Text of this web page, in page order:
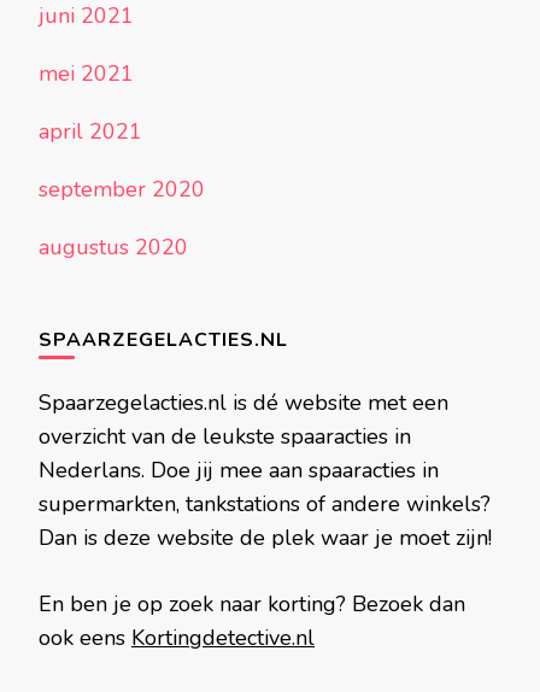
juni 2021
mei 2021
april 2021
september 2020
augustus 2020
SPAARZEGELACTIES.NL
Spaarzegelacties.nl is dé website met een
overzicht van de leukste spaaracties in
Nederlans. Doe jij mee aan spaaracties in
supermarkten, tankstations of andere winkels?
Dan is deze website de plek waar je moet zijn!
En ben je op zoek naar korting? Bezoek dan
ook eens Kortingdetective.nl